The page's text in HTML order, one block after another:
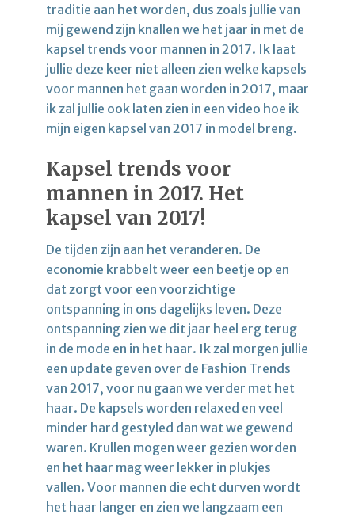
traditie aan het worden, dus zoals jullie van
mij gewend zijn knallen we het jaar in met de
kapsel trends voor mannen in 2017. Ik laat
jullie deze keer niet alleen zien welke kapsels
voor mannen het gaan worden in 2017, maar
ik zal jullie ook laten zien in een video hoe ik
mijn eigen kapsel van 2017 in model breng.
Kapsel trends voor
mannen in 2017. Het
kapsel van 2017!
De tijden zijn aan het veranderen. De
economie krabbelt weer een beetje op en
dat zorgt voor een voorzichtige
ontspanning in ons dagelijks leven. Deze
ontspanning zien we dit jaar heel erg terug
in de mode en in het haar. Ik zal morgen jullie
een update geven over de Fashion Trends
van 2017, voor nu gaan we verder met het
haar. De kapsels worden relaxed en veel
minder hard gestyled dan wat we gewend
waren. Krullen mogen weer gezien worden
en het haar mag weer lekker in plukjes
vallen. Voor mannen die echt durven wordt
het haar langer en zien we langzaam een